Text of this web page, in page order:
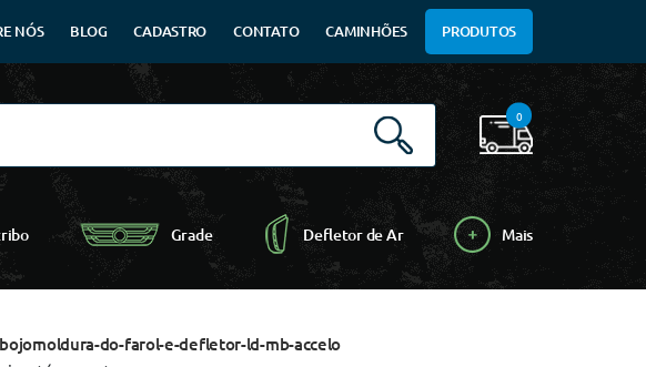
NÓS BLOG CADASTRO CONTATO CAMINHÕES PRODUTOS
0
Grade Defletor de Ar Mais
do-farol-e-defletor-ld-mb-accelo